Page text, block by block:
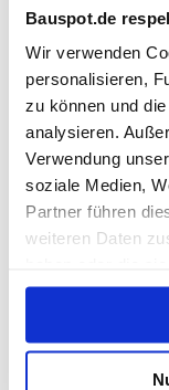
Bauspot.de
Wir verwenden
personalisieren,
zu können und
analysieren.
Verwendung
soziale Medien,
Partner führen
weiteren Daten
gesammelt